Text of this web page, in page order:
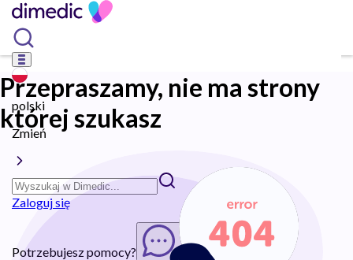
polski
Zmień
Zaloguj się
Potrzebujesz pomocy? Rozpocznij chat
Przepraszamy, nie ma strony
której szukasz